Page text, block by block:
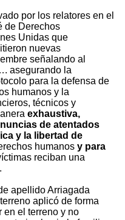
por los relatores en el
de Derechos
Unidas que
nuevas
señalando al
asegurando la
para la defensa de
humanos y la
técnicos y
exhaustiva,
de atentados
y la libertad de
humanos y para
reciban una
apellido Arriagada
aplicó de forma
en el terreno y no